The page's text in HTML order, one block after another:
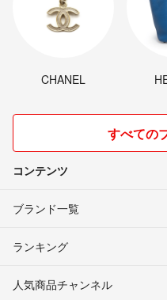
CHANEL
すべての
コンテンツ
ブランド一覧
ランキング
人気商品チャンネル